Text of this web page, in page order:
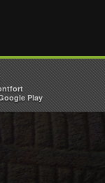
Play